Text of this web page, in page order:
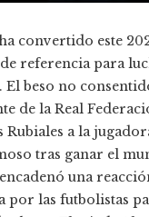
convertido este
referencia para
El beso no
de la Real
Rubiales a la
tras ganar el
una
por las futbolistas